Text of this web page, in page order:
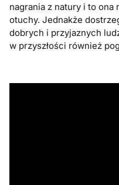
nagrania z natury i to
otuchy. Jednakże
dobrych i przyjaznych
w przyszłości również